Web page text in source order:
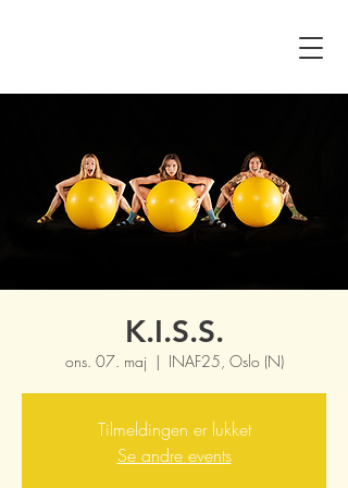
K.I.S.S.
ons. 07. maj
  |
INAF25, Oslo (N)
Tilmeldingen er lukket
Se andre events